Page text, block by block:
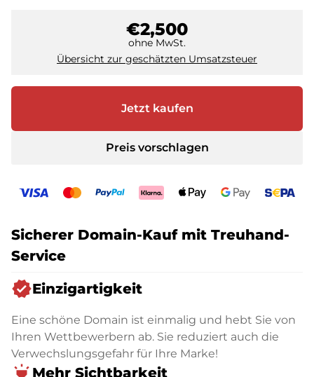
€2,500
ohne MwSt.
Übersicht zur geschätzten Umsatzsteuer
Jetzt kaufen
Preis vorschlagen
Sicherer Domain-Kauf mit Treuhand-
Service
verifiedEinzigartigkeit
Eine schöne Domain ist einmalig und hebt Sie von
Ihren Wettbewerbern ab. Sie reduziert auch die
Verwechslungsgefahr für Ihre Marke!
highlight Mehr Sichtbarkeit